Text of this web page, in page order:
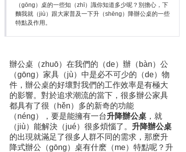
（gōng）桌的一些知（zhī）識你知道多少呢？別擔心，下
麵我就（jiù）跟大家普及一下升（shēng）降辦公桌的一些
特點及作用。
辦公桌（zhuō）在我們的（de）辦（bàn）公
（gōng）家具（jù）中是必不可少的（de）物
件，辦公桌的好壞對我們的工作效率是有極大
的影響。對於追求潮流的當下，很多辦公家具
都具有了很（hěn）多的新奇的功能
（néng），要是能擁有一台升降辦公桌 ，就
（jiù）能解決（jué）很多煩惱了。 升降辦公桌
的出現就滿足了很多人群不同的需求，那麽升
降式辦公（gōng）桌有什麽（me）特點呢？升